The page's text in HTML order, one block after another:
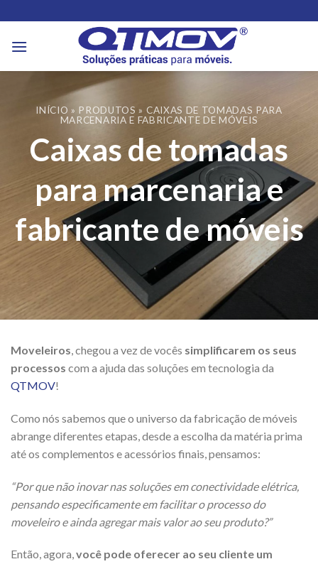
to
content
INÍCIO » PRODUTOS » CAIXAS DE TOMADAS PARA
MARCENARIA E FABRICANTE DE MÓVEIS
Caixas de tomadas
para marcenaria e
fabricante de móveis
Moveleiros, chegou a vez de vocês simplificarem os seus
processos com a ajuda das soluções em tecnologia da
QTMOV!
Como nós sabemos que o universo da fabricação de móveis
abrange diferentes etapas, desde a escolha da matéria prima
até os complementos e acessórios finais, pensamos:
“Por que não inovar nas soluções em conectividade elétrica,
pensando especificamente em facilitar o processo do
moveleiro e ainda agregar mais valor ao seu produto?”
Então, agora,você pode oferecer ao seu cliente um